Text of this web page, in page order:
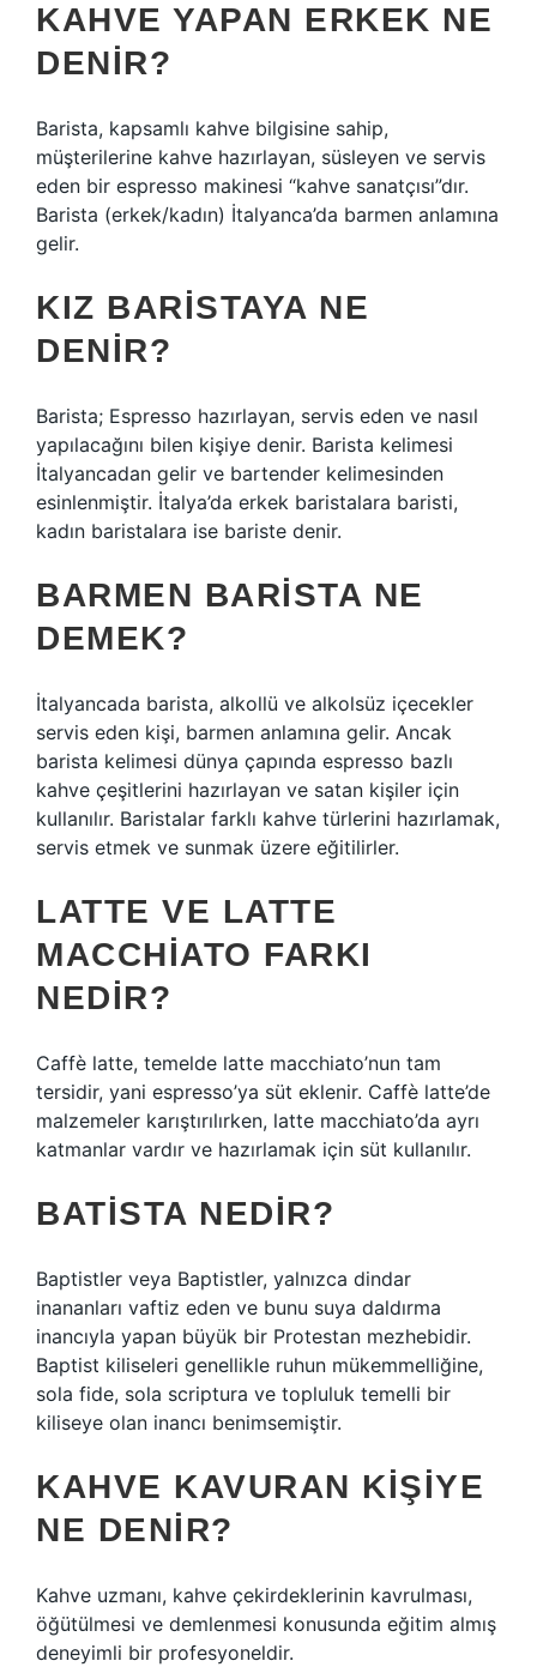
KAHVE YAPAN ERKEK NE
DENIR?
Barista, kapsamlı kahve bilgisine sahip,
müşterilerine kahve hazırlayan, süsleyen ve servis
eden bir espresso makinesi “kahve sanatçısı”dır.
Barista (erkek/kadın) İtalyanca’da barmen anlamına
gelir.
KIZ BARISTAYA NE
DENIR?
Barista; Espresso hazırlayan, servis eden ve nasıl
yapılacağını bilen kişiye denir. Barista kelimesi
İtalyancadan gelir ve bartender kelimesinden
esinlenmiştir. İtalya’da erkek baristalara baristi,
kadın baristalara ise bariste denir.
BARMEN BARISTA NE
DEMEK?
İtalyancada barista, alkollü ve alkolsüz içecekler
servis eden kişi, barmen anlamına gelir. Ancak
barista kelimesi dünya çapında espresso bazlı
kahve çeşitlerini hazırlayan ve satan kişiler için
kullanılır. Baristalar farklı kahve türlerini hazırlamak,
servis etmek ve sunmak üzere eğitilirler.
LATTE VE LATTE
MACCHIATO FARKI
NEDIR?
Caffè latte, temelde latte macchiato’nun tam
tersidir, yani espresso’ya süt eklenir. Caffè latte’de
malzemeler karıştırılırken, latte macchiato’da ayrı
katmanlar vardır ve hazırlamak için süt kullanılır.
BATISTA NEDIR?
Baptistler veya Baptistler, yalnızca dindar
inananları vaftiz eden ve bunu suya daldırma
inancıyla yapan büyük bir Protestan mezhebidir.
Baptist kiliseleri genellikle ruhun mükemmelliğine,
sola fide, sola scriptura ve topluluk temelli bir
kiliseye olan inancı benimsemiştir.
KAHVE KAVURAN KIŞIYE
NE DENIR?
Kahve uzmanı, kahve çekirdeklerinin kavrulması,
öğütülmesi ve demlenmesi konusunda eğitim almış
deneyimli bir profesyoneldir.